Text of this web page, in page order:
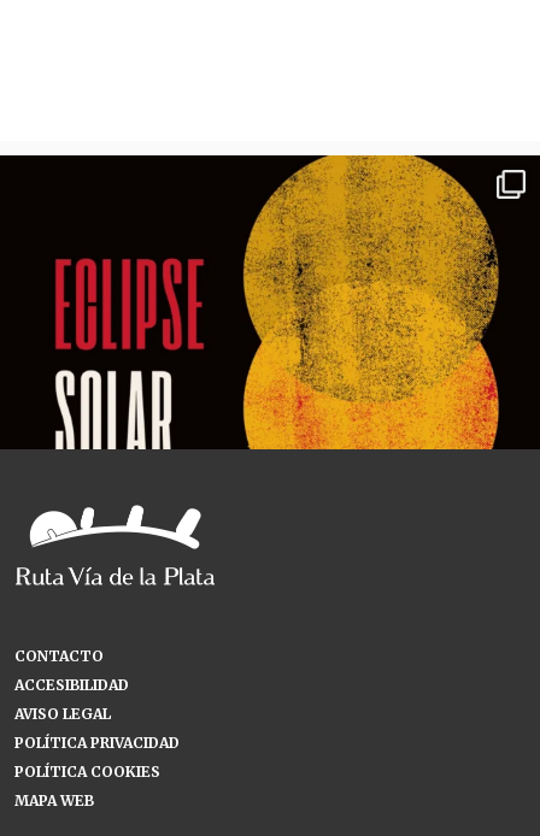
CONTACTO
ACCESIBILIDAD
AVISO LEGAL
POLÍTICA PRIVACIDAD
POLÍTICA COOKIES
MAPA WEB